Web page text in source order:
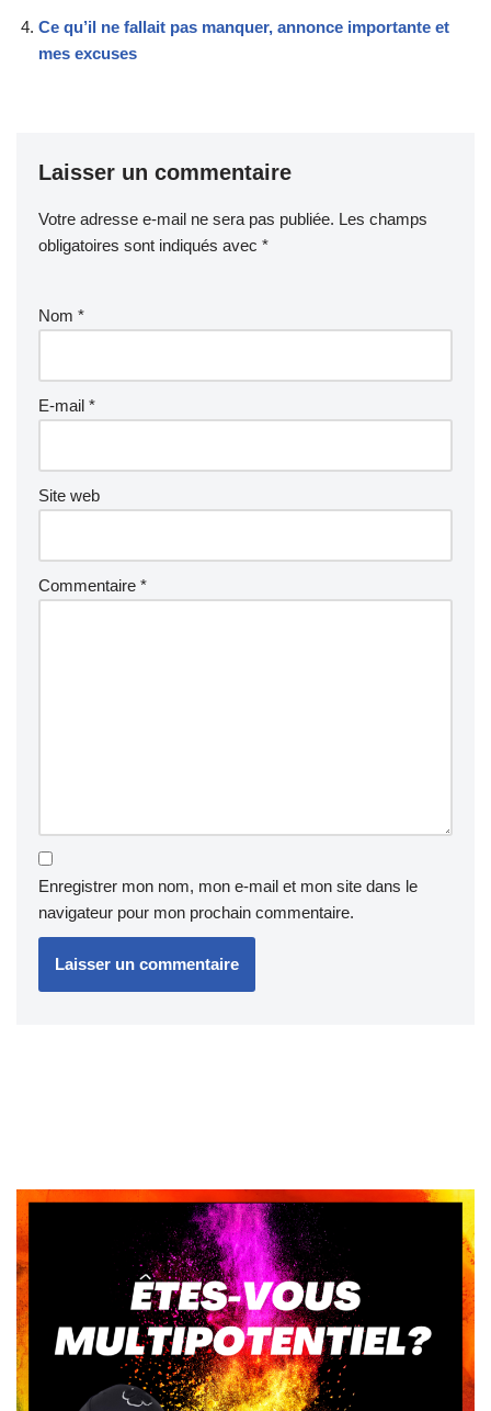
Ce qu’il ne fallait pas manquer, annonce importante et
mes excuses
Laisser un commentaire
Votre adresse e-mail ne sera pas publiée. Les champs
obligatoires sont indiqués avec *
Nom *
E-mail *
Site web
Commentaire *
Enregistrer mon nom, mon e-mail et mon site dans le
navigateur pour mon prochain commentaire.